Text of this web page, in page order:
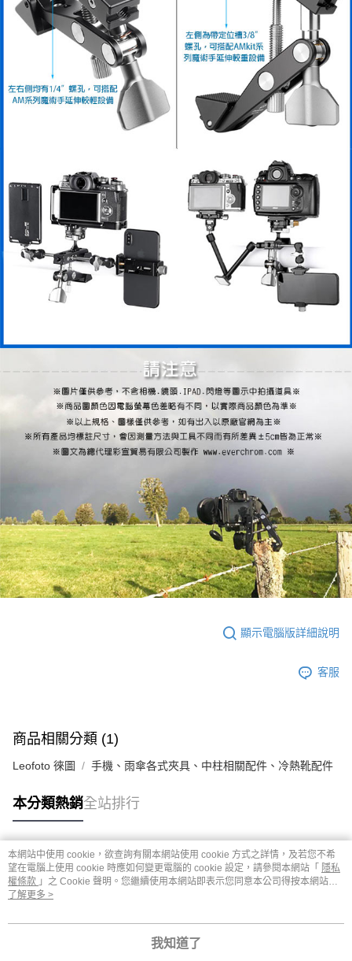
顯示電腦版詳細說明
客服
商品相關分類 (1)
Leofoto 徠圖 手機、雨傘各式夾具、中柱相關配件、冷熱靴配件
本分類熱銷全站排行
熱門標籤
本網站中使用 cookie，欲查詢有關本網站使用 cookie 方式之詳情，及若您不希
望在電腦上使用 cookie 時應如何變更電腦的 cookie 設定，請參閱本網站「 隱私
權條款 」之 Cookie 聲明。您繼續使用本網站即表示您同意本公司得按本網站使
用條款之 Cookie 聲明使用 cookie。
了解更多 >
我知道了